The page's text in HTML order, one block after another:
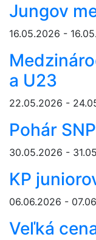
Jungov
16.05.2026 -
a U23
22.05.2026 -
Pohár SNP
30.05.2026 -
KP
06.06.2026 -
Veľká